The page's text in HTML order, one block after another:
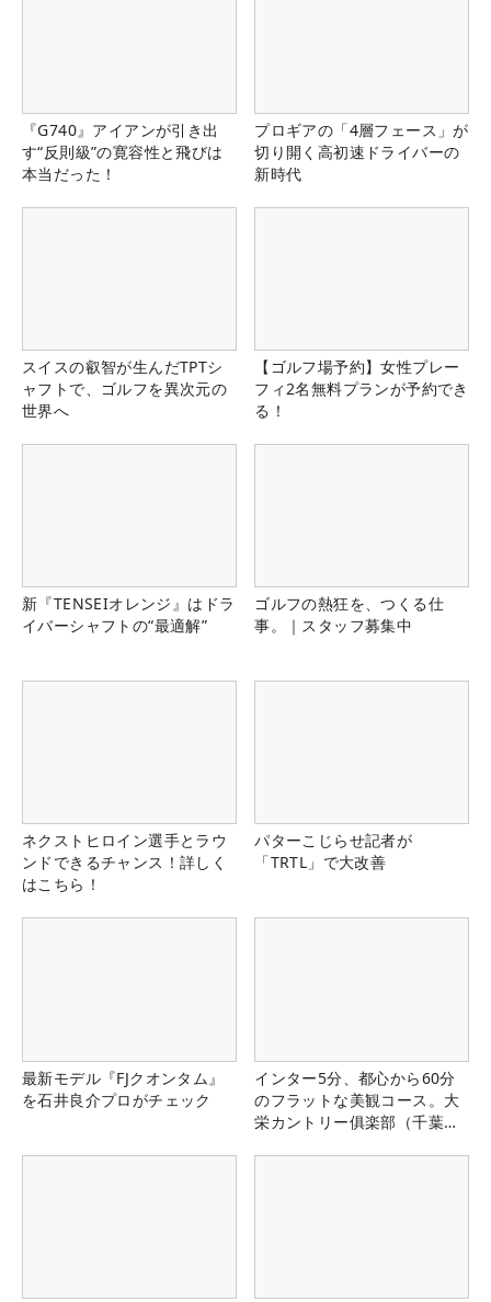
『G740』アイアンが引き出
す“反則級”の寛容性と飛びは
本当だった！
プロギアの「4層フェース」が
切り開く高初速ドライバーの
新時代
スイスの叡智が生んだTPTシ
ャフトで、ゴルフを異次元の
世界へ
【ゴルフ場予約】女性プレー
フィ2名無料プランが予約でき
る！
新『TENSEIオレンジ』はドラ
イバーシャフトの“最適解”
ゴルフの熱狂を、つくる仕
事。｜スタッフ募集中
ネクストヒロイン選手とラウ
ンドできるチャンス！詳しく
はこちら！
パターこじらせ記者が
「TRTL」で大改善
最新モデル『FJクオンタム』
を石井良介プロがチェック
インター5分、都心から60分
のフラットな美観コース。大
栄カントリー俱楽部（千葉